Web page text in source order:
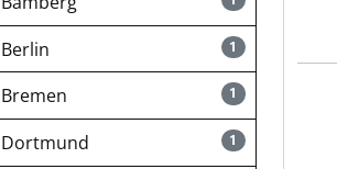
1
Berlin
1
Bremen
1
Dortmund